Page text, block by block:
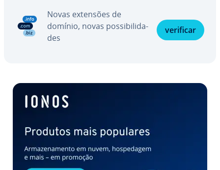
Novas extensões de
domínio, novas pos­si­bi­li­da­
des
verificar